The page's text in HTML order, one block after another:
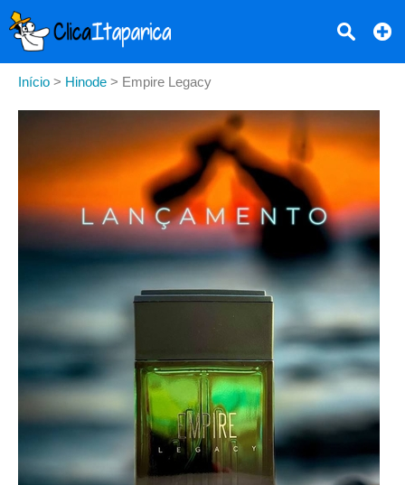
Início > Hinode > Empire Legacy